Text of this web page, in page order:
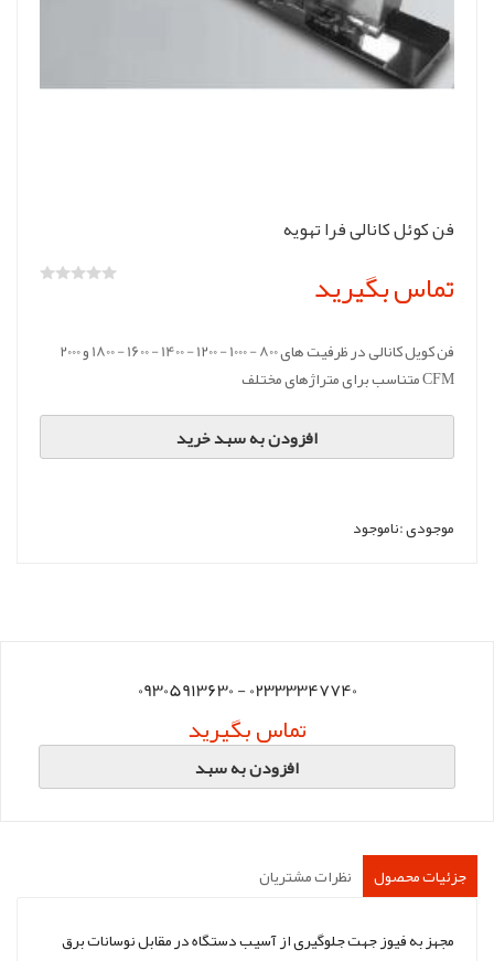
فن کوئل کانالی فرا تهویه
تماس بگیرید
فن کویل کانالی در ظرفیت های 800 - 1000 - 1200 - 1400 - 1600 - 1800 و 2000
CFM متناسب برای متراژهای مختلف
افزودن به سبد خرید
موجودی :ناموجود
02333347740 - 09305913630
تماس بگیرید
افزودن به سبد
جزئیات محصول نظرات مشتریان
مجهز به فیوز جهت جلوگیری از آسیب دستگاه در مقابل نوسانات برق